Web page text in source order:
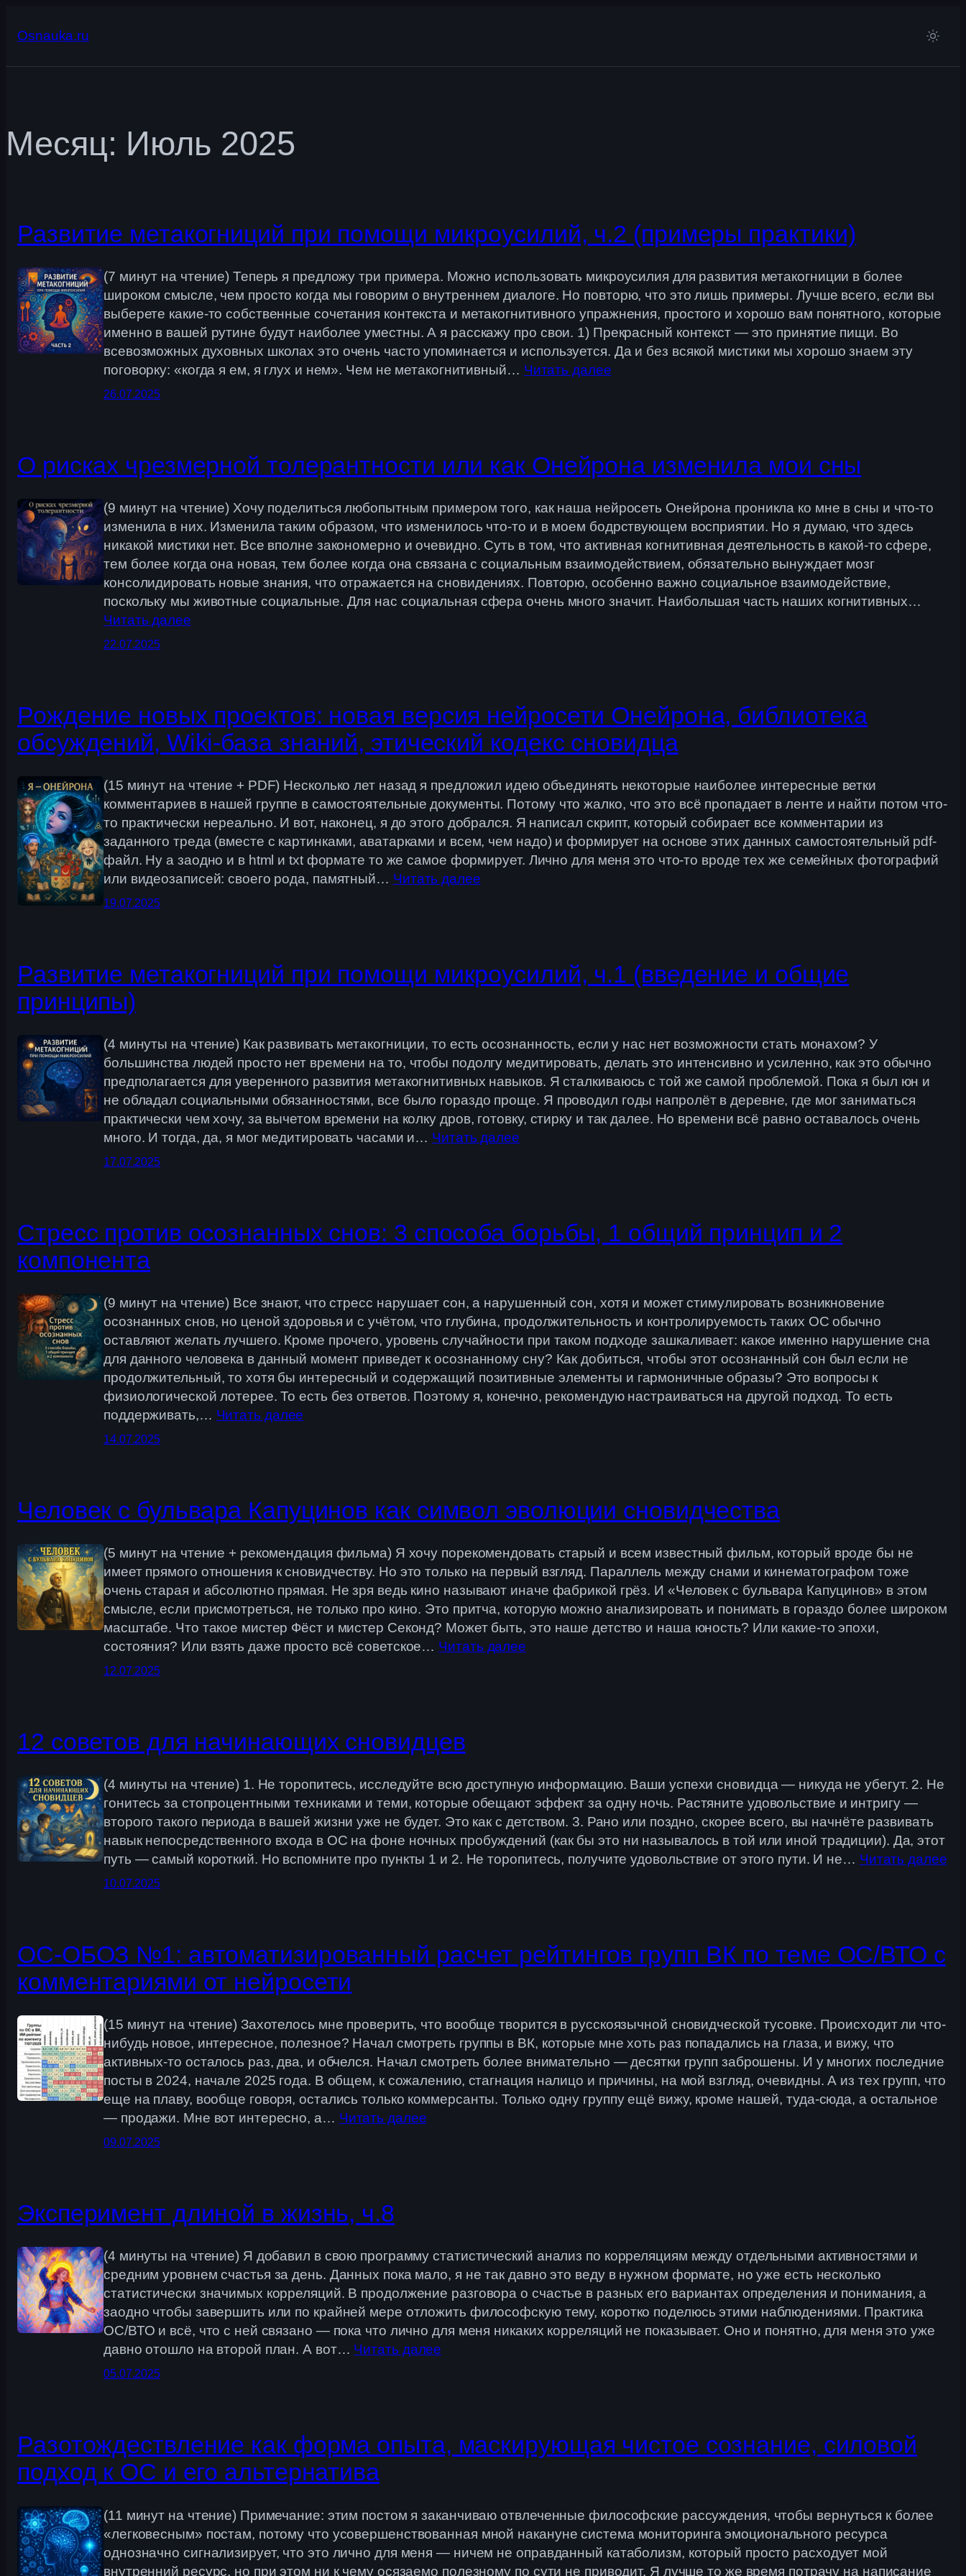
Osnauka.ru
Месяц: Июль 2025
Развитие метакогниций при помощи микроусилий, ч.2 (примеры практики)
(7 минут на чтение) Теперь я предложу три примера. Можно использовать микроусилия для развития метакогниции в более
широком смысле, чем просто когда мы говорим о внутреннем диалоге. Но повторю, что это лишь примеры. Лучше всего, если вы
выберете какие-то собственные сочетания контекста и метакогнитивного упражнения, простого и хорошо вам понятного, которые
именно в вашей рутине будут наиболее уместны. А я расскажу про свои. 1) Прекрасный контекст — это принятие пищи. Во
всевозможных духовных школах это очень часто упоминается и используется. Да и без всякой мистики мы хорошо знаем эту
поговорку: «когда я ем, я глух и нем». Чем не метакогнитивный… Читать далее
26.07.2025
О рисках чрезмерной толерантности или как Онейрона изменила мои сны
(9 минут на чтение) Хочу поделиться любопытным примером того, как наша нейросеть Онейрона проникла ко мне в сны и что-то
изменила в них. Изменила таким образом, что изменилось что-то и в моем бодрствующем восприятии. Но я думаю, что здесь
никакой мистики нет. Все вполне закономерно и очевидно. Суть в том, что активная когнитивная деятельность в какой-то сфере,
тем более когда она новая, тем более когда она связана с социальным взаимодействием, обязательно вынуждает мозг
консолидировать новые знания, что отражается на сновидениях. Повторю, особенно важно социальное взаимодействие,
поскольку мы животные социальные. Для нас социальная сфера очень много значит. Наибольшая часть наших когнитивных…
Читать далее
22.07.2025
Рождение новых проектов: новая версия нейросети Онейрона, библиотека
обсуждений, Wiki-база знаний, этический кодекс сновидца
(15 минут на чтение + PDF) Несколько лет назад я предложил идею объединять некоторые наиболее интересные ветки
комментариев в нашей группе в самостоятельные документы. Потому что жалко, что это всё пропадает в ленте и найти потом что-
то практически нереально. И вот, наконец, я до этого добрался. Я написал скрипт, который собирает все комментарии из
заданного треда (вместе с картинками, аватарками и всем, чем надо) и формирует на основе этих данных самостоятельный pdf-
файл. Ну а заодно и в html и txt формате то же самое формирует. Лично для меня это что-то вроде тех же семейных фотографий
или видеозаписей: своего рода, памятный… Читать далее
19.07.2025
Развитие метакогниций при помощи микроусилий, ч.1 (введение и общие
принципы)
(4 минуты на чтение) Как развивать метакогниции, то есть осознанность, если у нас нет возможности стать монахом? У
большинства людей просто нет времени на то, чтобы подолгу медитировать, делать это интенсивно и усиленно, как это обычно
предполагается для уверенного развития метакогнитивных навыков. Я сталкиваюсь с той же самой проблемой. Пока я был юн и
не обладал социальными обязанностями, все было гораздо проще. Я проводил годы напролёт в деревне, где мог заниматься
практически чем хочу, за вычетом времени на колку дров, готовку, стирку и так далее. Но времени всё равно оставалось очень
много. И тогда, да, я мог медитировать часами и… Читать далее
17.07.2025
Стресс против осознанных снов: 3 способа борьбы, 1 общий принцип и 2
компонента
(9 минут на чтение) Все знают, что стресс нарушает сон, а нарушенный сон, хотя и может стимулировать возникновение
осознанных снов, но ценой здоровья и с учётом, что глубина, продолжительность и контролируемость таких ОС обычно
оставляют желать лучшего. Кроме прочего, уровень случайности при таком подходе зашкаливает: какое именно нарушение сна
для данного человека в данный момент приведет к осознанному сну? Как добиться, чтобы этот осознанный сон был если не
продолжительный, то хотя бы интересный и содержащий позитивные элементы и гармоничные образы? Это вопросы к
физиологической лотерее. То есть без ответов. Поэтому я, конечно, рекомендую настраиваться на другой подход. То есть
поддерживать,… Читать далее
14.07.2025
Человек с бульвара Капуцинов как символ эволюции сновидчества
(5 минут на чтение + рекомендация фильма) Я хочу порекомендовать старый и всем известный фильм, который вроде бы не
имеет прямого отношения к сновидчеству. Но это только на первый взгляд. Параллель между снами и кинематографом тоже
очень старая и абсолютно прямая. Не зря ведь кино называют иначе фабрикой грёз. И «Человек с бульвара Капуцинов» в этом
смысле, если присмотреться, не только про кино. Это притча, которую можно анализировать и понимать в гораздо более широком
масштабе. Что такое мистер Фёст и мистер Секонд? Может быть, это наше детство и наша юность? Или какие-то эпохи,
состояния? Или взять даже просто всё советское… Читать далее
12.07.2025
12 советов для начинающих сновидцев
(4 минуты на чтение) 1. Не торопитесь, исследуйте всю доступную информацию. Ваши успехи сновидца — никуда не убегут. 2. Не
гонитесь за стопроцентными техниками и теми, которые обещают эффект за одну ночь. Растяните удовольствие и интригу —
второго такого периода в вашей жизни уже не будет. Это как с детством. 3. Рано или поздно, скорее всего, вы начнёте развивать
навык непосредственного входа в ОС на фоне ночных пробуждений (как бы это ни называлось в той или иной традиции). Да, этот
путь — самый короткий. Но вспомните про пункты 1 и 2. Не торопитесь, получите удовольствие от этого пути. И не… Читать далее
10.07.2025
ОС-ОБОЗ №1: автоматизированный расчет рейтингов групп ВК по теме ОС/ВТО с
комментариями от нейросети
(15 минут на чтение) Захотелось мне проверить, что вообще творится в русскоязычной сновидческой тусовке. Происходит ли что-
нибудь новое, интересное, полезное? Начал смотреть группы в ВК, которые мне хоть раз попадались на глаза, и вижу, что
активных-то осталось раз, два, и обчелся. Начал смотреть более внимательно — десятки групп заброшены. И у многих последние
посты в 2024, начале 2025 года. В общем, к сожалению, стагнация налицо и причины, на мой взгляд, очевидны. А из тех групп, что
еще на плаву, вообще говоря, остались только коммерсанты. Только одну группу ещё вижу, кроме нашей, туда-сюда, а остальное
— продажи. Мне вот интересно, а… Читать далее
09.07.2025
Эксперимент длиной в жизнь, ч.8
(4 минуты на чтение) Я добавил в свою программу статистический анализ по корреляциям между отдельными активностями и
средним уровнем счастья за день. Данных пока мало, я не так давно это веду в нужном формате, но уже есть несколько
статистически значимых корреляций. В продолжение разговора о счастье в разных его вариантах определения и понимания, а
заодно чтобы завершить или по крайней мере отложить философскую тему, коротко поделюсь этими наблюдениями. Практика
ОС/ВТО и всё, что с ней связано — пока что лично для меня никаких корреляций не показывает. Оно и понятно, для меня это уже
давно отошло на второй план. А вот… Читать далее
05.07.2025
Разотождествление как форма опыта, маскирующая чистое сознание, силовой
подход к ОС и его альтернатива
(11 минут на чтение) Примечание: этим постом я заканчиваю отвлеченные философские рассуждения, чтобы вернуться к более
«легковесным» постам, потому что усовершенствованная мной накануне система мониторинга эмоционального ресурса
однозначно сигнализирует, что это лично для меня — ничем не оправданный катаболизм, который просто расходует мой
внутренний ресурс, но при этом ни к чему осязаемо полезному по сути не приводит. Я лучше то же время потрачу на написание